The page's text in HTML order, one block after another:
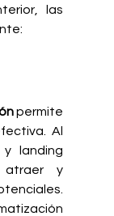
las
permite
Al
y landing
atraer y